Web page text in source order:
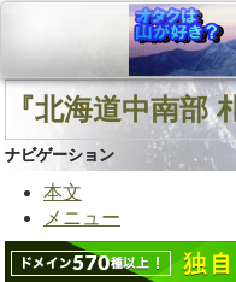
ナビゲーション
本文
メニュー